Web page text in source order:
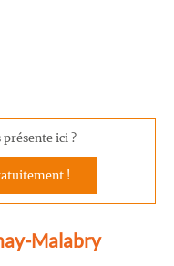
ici ?
!
Malabry